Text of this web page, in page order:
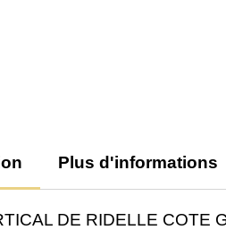
Plus d'informations
DE RIDELLE COTE